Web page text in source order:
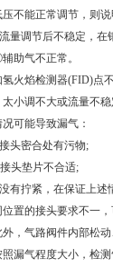
压不能正常调节，则
调节后不稳定，在钢
气不正常。
焰检测器(FID)点不
太小调不大或流量不
况可能导致漏气：
密合处有污物;
垫片不合适;
拧紧，在保证上述情
位置的接头要求不一
气路阀件内部松动
气程度大小，检测